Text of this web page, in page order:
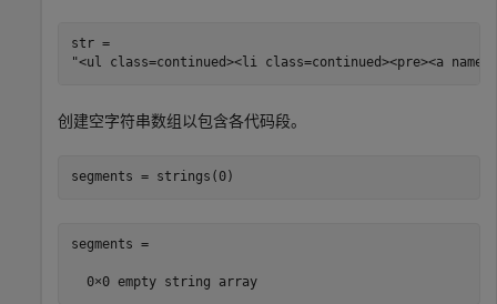
str =
创建空字符串数组以包含各代码段。
segments = strings(0)
segments =
  0×0 empty string array